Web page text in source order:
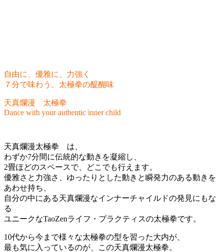
自由に、優雅に、力強く
７分で味わう、太極拳の醍醐味
天真爛漫 太極拳
Dance with your authentic inner child
天真爛漫太極拳 は、
わずか7分間に伝統的な動きを凝縮し、
2畳ほどのスペースで、どこでも行えます。
優雅さと力強さ、ゆったりとした動きと瞬発力のある動きを
あわせ持ち、
自分の中にある天真爛漫なインナーチャイルドの発見にもな
る
ユニークなTaoZenライフ・プラクティスの太極拳です。
10代から今まで様々な太極拳の型を習った大内が、
最も気に入っているのが、この天真爛漫太極拳。